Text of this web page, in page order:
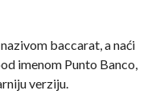
baccarat, a naći
imenom Punto Banco,
verziju.